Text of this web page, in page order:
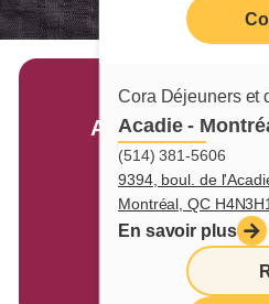
Cora Déjeuners et
Acadie -
(514) 381-5606
9394, boul. de
Montréal, QC H4N3H1
En savoir plus
Marché
Apporte du soleil